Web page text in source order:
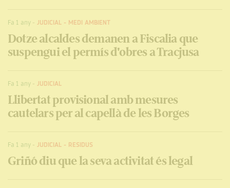
Fa 1 any-JUDICIAL - MEDI AMBIENT
Dotze alcaldes demanen a Fiscalia que
suspengui el permís d'obres a Tracjusa
Fa 1 any-JUDICIAL
Llibertat provisional amb mesures
cautelars per al capellà de les Borges
Fa 1 any-JUDICIAL - RESIDUS
Griñó diu que la seva activitat és legal